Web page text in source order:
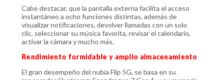
Cabe destacar, que la pantalla externa facilita el acceso
instantáneo a ocho funciones distintas, además de
visualizar notificaciones, devolver llamadas con un solo
clic, seleccionar su música favorita, revisar el calendario,
activar la cámara y mucho más.
Rendimiento formidable y amplio almacenamiento
El gran desempeño del nubia Flip 5G, se basa en su